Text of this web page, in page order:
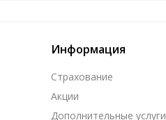
Информация
Страхование
Акции
Дополнительные услуги